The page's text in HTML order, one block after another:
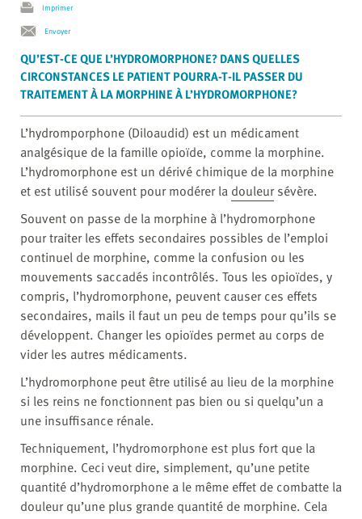
Imprimer
Envoyer
QU’EST-CE QUE L’HYDROMORPHONE? DANS QUELLES
CIRCONSTANCES LE PATIENT POURRA-T-IL PASSER DU
TRAITEMENT À LA MORPHINE À L’HYDROMORPHONE?
L’hydromporphone (Diloaudid) est un médicament
analgésique de la famille opioïde, comme la morphine.
L’hydromorphone est un dérivé chimique de la morphine
et est utilisé souvent pour modérer la douleursévère.
Souvent on passe de la morphine à l’hydromorphone
pour traiter les effets secondaires possibles de l’emploi
continuel de morphine, comme la confusion ou les
mouvements saccadés incontrôlés. Tous les opioïdes, y
compris, l’hydromorphone, peuvent causer ces effets
secondaires, mails il faut un peu de temps pour qu’ils se
développent. Changer les opioïdes permet au corps de
vider les autres médicaments.
L’hydromorphone peut être utilisé au lieu de la morphine
si les reins ne fonctionnent pas bien ou si quelqu’un a
une insuffisance rénale.
Techniquement, l’hydromorphone est plus fort que la
morphine. Ceci veut dire, simplement, qu’une petite
quantité d’hydromorphone a le même effet de combatte la
douleur qu’une plus grande quantité de morphine. Cela